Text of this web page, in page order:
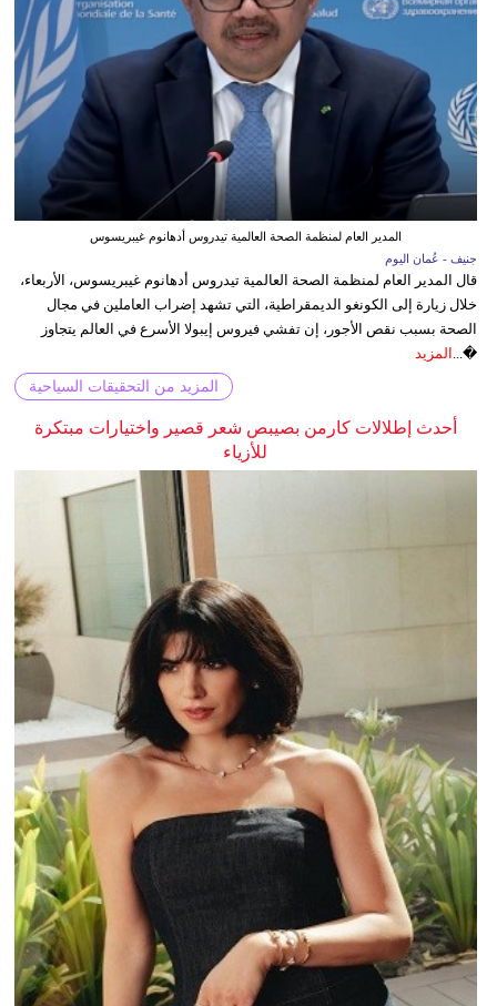
المدير العام لمنظمة الصحة العالمية تيدروس أدهانوم غيبريسوس
جنيف - عُمان اليوم
قال المدير العام لمنظمة الصحة العالمية تيدروس أدهانوم غيبريسوس، الأربعاء،
خلال زيارة إلى الكونغو الديمقراطية، التي تشهد إضراب العاملين في مجال
الصحة بسبب نقص الأجور، إن تفشي فيروس إيبولا الأسرع في العالم يتجاوز
�...
المزيد
المزيد من التحقيقات السياحية
أحدث إطلالات كارمن بصيبص شعر قصير واختيارات مبتكرة
للأزياء